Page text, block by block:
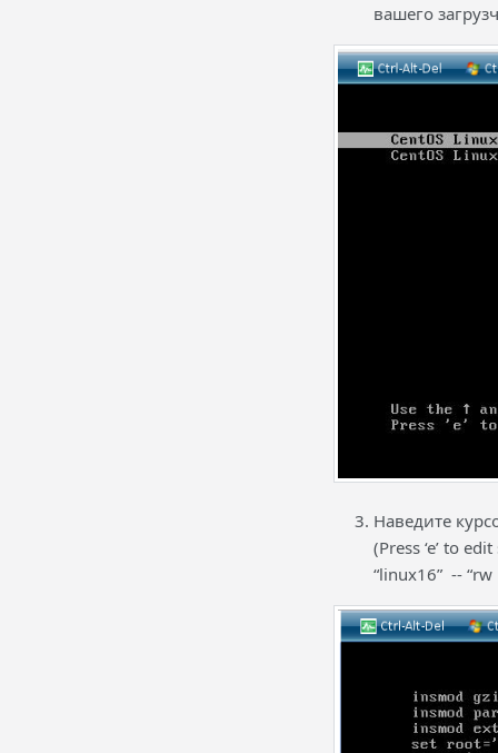
вашего
Наведите
(Press ‘e’ to
“linux16” --